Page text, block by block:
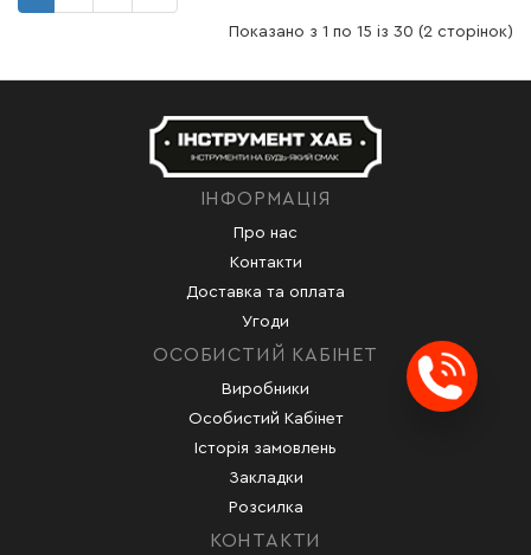
Показано з 1 по 15 із 30 (2 сторінок)
ІНФОРМАЦІЯ
Про нас
Контакти
Доставка та оплата
Угоди
ОСОБИСТИЙ КАБІНЕТ
Виробники
Особистий Кабінет
Історія замовлень
Закладки
Розсилка
КОНТАКТИ